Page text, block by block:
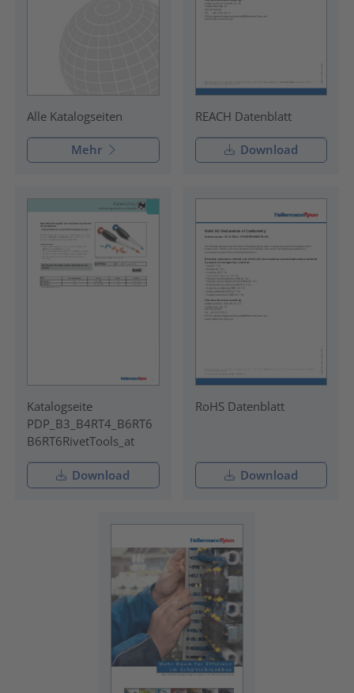
Alle Katalogseiten
Mehr
REACH Datenblatt
Download
Katalogseite
PDP_B3_B4RT4_B6RT6
B6RT6RivetTools_at
Download
RoHS Datenblatt
Download